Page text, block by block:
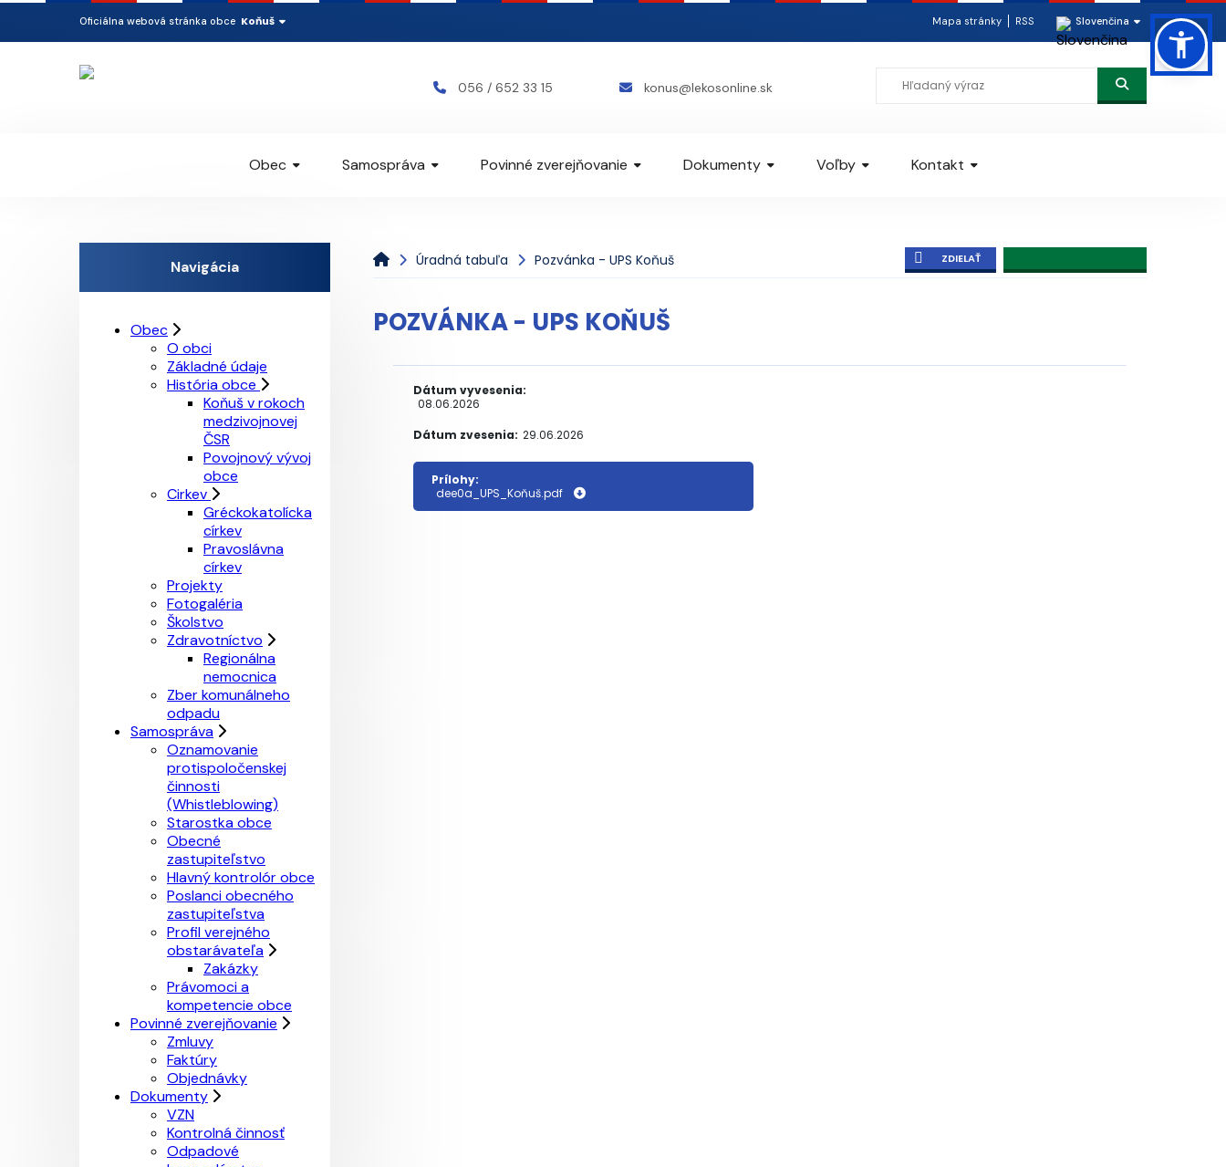
Oficiálna webová stránka obce Koňuš Mapa stránky RSS Slovenčina
056 / 652 33 15 konus@lekosonline.sk
Obec Samospráva Povinné zverejňovanie Dokumenty Voľby Kontakt
Úradná tabuľa Pozvánka - UPS Koňuš ZDIELAŤ
POZVÁNKA - UPS KOŇUŠ
Dátum vyvesenia:
08.06.2026
Dátum zvesenia: 29.06.2026
Prílohy:
dee0a_UPS_Koňuš.pdf
Navigácia
Obec
O obci
Základné údaje
História obce
Koňuš v rokoch
medzivojnovej
ČSR
Povojnový vývoj
obce
Cirkev
Gréckokatolícka
církev
Pravoslávna
církev
Projekty
Fotogaléria
Školstvo
Zdravotníctvo
Regionálna
nemocnica
Zber komunálneho
odpadu
Samospráva
Oznamovanie
protispoločenskej
činnosti
(Whistleblowing)
Starostka obce
Obecné
zastupiteľstvo
Hlavný kontrolór obce
Poslanci obecného
zastupiteľstva
Profil verejného
obstarávateľa
Zakázky
Právomoci a
kompetencie obce
Povinné zverejňovanie
Zmluvy
Faktúry
Objednávky
Dokumenty
VZN
Kontrolná činnosť
Odpadové